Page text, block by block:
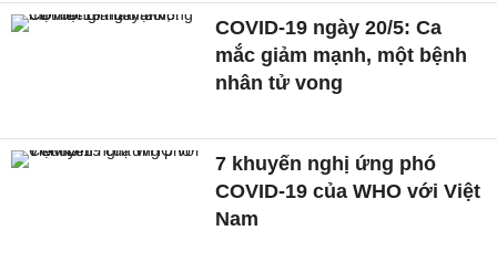
COVID-19 ngày 20/5: Ca
mắc giảm mạnh, một bệnh
nhân tử vong
7 khuyến nghị ứng phó
COVID-19 của WHO với Việt
Nam